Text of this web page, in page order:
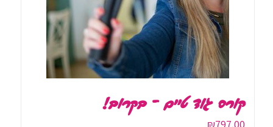
קורס גוד טיים – בקרוב!